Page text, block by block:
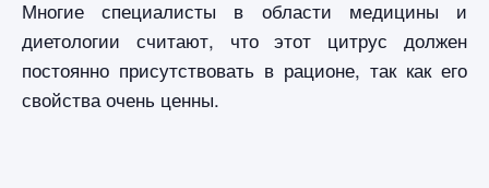
Многие специалисты в области медицины и
диетологии считают, что этот цитрус должен
постоянно присутствовать в рационе, так как его
свойства очень ценны.